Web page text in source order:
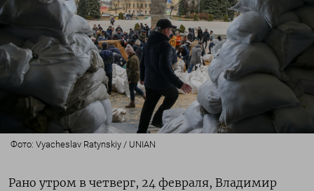
Фото: Vyacheslav Ratynskiy / UNIAN
Рано утром в четверг, 24 февраля, Владимир